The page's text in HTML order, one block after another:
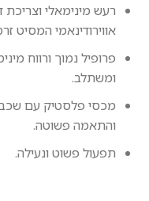
רעש מינימאלי
אווירודינאמי המסיט
פרופיל נמוך ורווח
ומשתלב.
מכסי פלסטיק עם
והתאמה פשוטה.
תפעול פשוט ונעילה.